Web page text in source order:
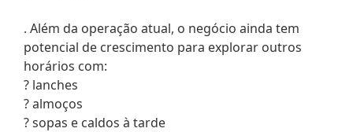
. Além da operação atual, o negócio ainda tem
potencial de crescimento para explorar outros
horários com:
? lanches
? almoços
? sopas e caldos à tarde